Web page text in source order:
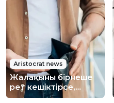
сақтандыру міндетті
болады
Aristocrat news
Жалақыны бірнеше
рет кешіктірсе,
жұмыс берушіні